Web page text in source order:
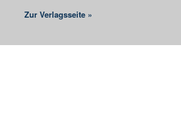
Zur Verlagsseite »